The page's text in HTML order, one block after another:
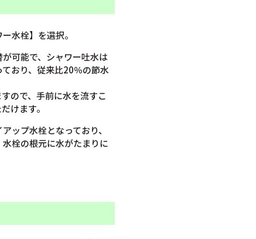
水栓】を選択。
可能で、シャワー吐水は
おり、従来比20％の節水
ので、手前に水を流すこ
けます。
ップ水栓となっており、
栓の根元に水がたまりに